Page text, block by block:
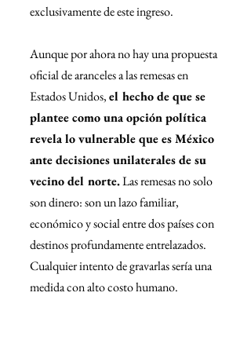
exclusivamente de este ingreso.
Aunque por ahora no hay una propuesta
oficial de aranceles a las remesas en
Estados Unidos, el hecho de que se
plantee como una opción política
revela lo vulnerable que es México
ante decisiones unilaterales de su
vecino del norte. Las remesas no solo
son dinero: son un lazo familiar,
económico y social entre dos países con
destinos profundamente entrelazados.
Cualquier intento de gravarlas sería una
medida con alto costo humano.